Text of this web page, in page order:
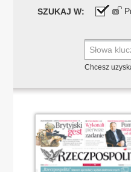
SZUKAJ W:
Chcesz